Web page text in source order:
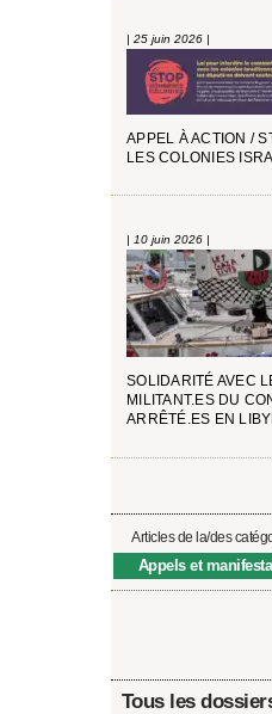
| 25 juin 2026 |
APPEL À ACTION /
LES COLONIES
| 10 juin 2026 |
SOLIDARITÉ AVEC
MILITANT.ES DU
ARRÊTÉ.ES EN
Articles de la/des
Appels et
Tous les